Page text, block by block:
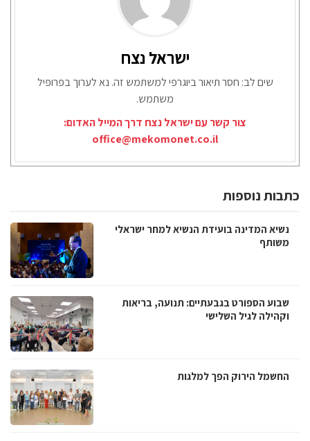
ישראל נצח
שים לב: חסר תיאור ביוגרפי למשתמש זה. נא לערוך בפרופיל
משתמש.
צור קשר עם ישראל נצח דרך המייל האדום:
office@mekomonet.co.il
כתבות נוספות
נשיא המדינה בועידת הנשיא למחר ישראלי
משותף
שבוע הספורט בגבעתיים: תנועה, בריאות
וקהילה לגיל השלישי
החשמל הירוק הפך למלגות